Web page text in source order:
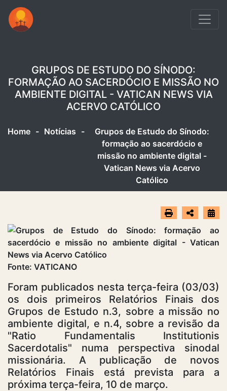
GRUPOS DE ESTUDO DO SÍNODO:
FORMAÇÃO AO SACERDÓCIO E MISSÃO NO
AMBIENTE DIGITAL - VATICAN NEWS VIA
ACERVO CATÓLICO
Home - Notícias -
Grupos de Estudo do Sínodo:
formação ao sacerdócio e
missão no ambiente digital -
Vatican News via Acervo
Católico
Fonte: VATICANO
Foram publicados nesta terça-feira (03/03)
os dois primeiros Relatórios Finais dos
Grupos de Estudo n.3, sobre a missão no
ambiente digital, e n.4, sobre a revisão da
"Ratio Fundamentalis Institutionis
Sacerdotalis" numa perspectiva sinodal
missionária. A publicação de novos
Relatórios Finais está prevista para a
próxima terça-feira, 10 de março.